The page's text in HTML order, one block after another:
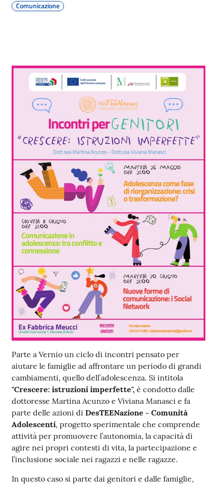
Comunicazione
Contenuto
Parte a Vernio un ciclo di incontri pensato per
aiutare le famiglie ad affrontare un periodo di grandi
cambiamenti, quello dell’adolescenza. Si intitola
"Crescere: istruzioni imperfette", è condotto dalle
dottoresse Martina Acunzo e Viviana Manasci e fa
parte delle azioni di DesTEENazione - Comunità
Adolescenti, progetto sperimentale che comprende
attività per promuovere l’autonomia, la capacità di
agire nei propri contesti di vita, la partecipazione e
l’inclusione sociale nei ragazzi e nelle ragazze.
In questo caso si parte dai genitori e dalle famiglie,